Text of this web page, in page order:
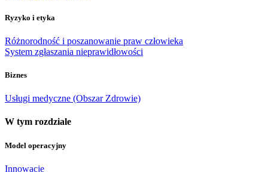
Ryzyko i etyka
Różnorodność i poszanowanie praw człowieka
System zgłaszania nieprawidłowości
Biznes
Usługi medyczne (Obszar Zdrowie)
W tym rozdziale
Model operacyjny
Innowacje